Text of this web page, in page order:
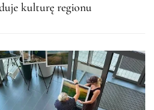
kulturę regionu